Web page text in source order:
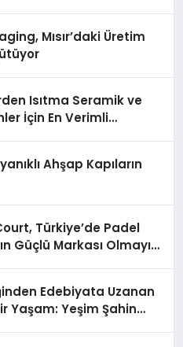
Mısır’daki Üretim
Isıtma Seramik ve
İçin En Verimli
Ahşap Kapıların
Türkiye’de Padel
Güçlü Markası Olmayı
Edebiyata Uzanan
Yaşam: Yeşim Şahin